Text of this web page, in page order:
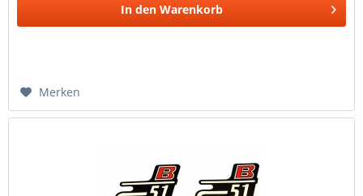
In den Warenkorb
Merken